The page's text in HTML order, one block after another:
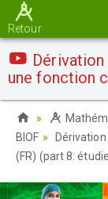
Retour
une fonction
BIOF
(FR) (part 8: